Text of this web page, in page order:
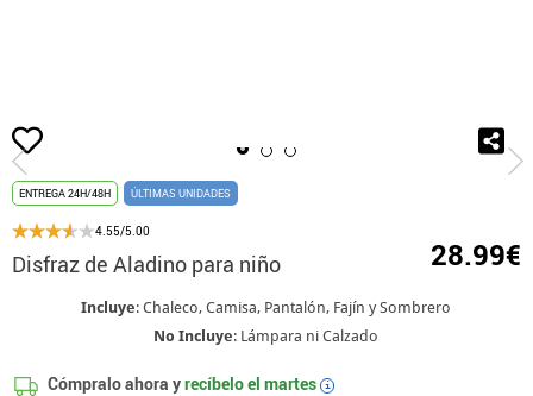
Inicio Disfraz de Aladino para niño
ENTREGA 24H/48H ÚLTIMAS UNIDADES
4.55/5.00
Disfraz de Aladino para niño 28.99€
Incluye: Chaleco, Camisa, Pantalón, Fajín y Sombrero
No Incluye: Lámpara ni Calzado
Cómpralo ahora yrecíbelo el martes i